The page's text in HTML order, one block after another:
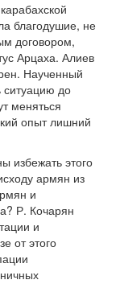
благодушие, не
договором,
Арцаха. Алиев
Наученный
до
меняться
опыт лишний
избежать этого
армян из
и
Р. Кочарян
и
от этого